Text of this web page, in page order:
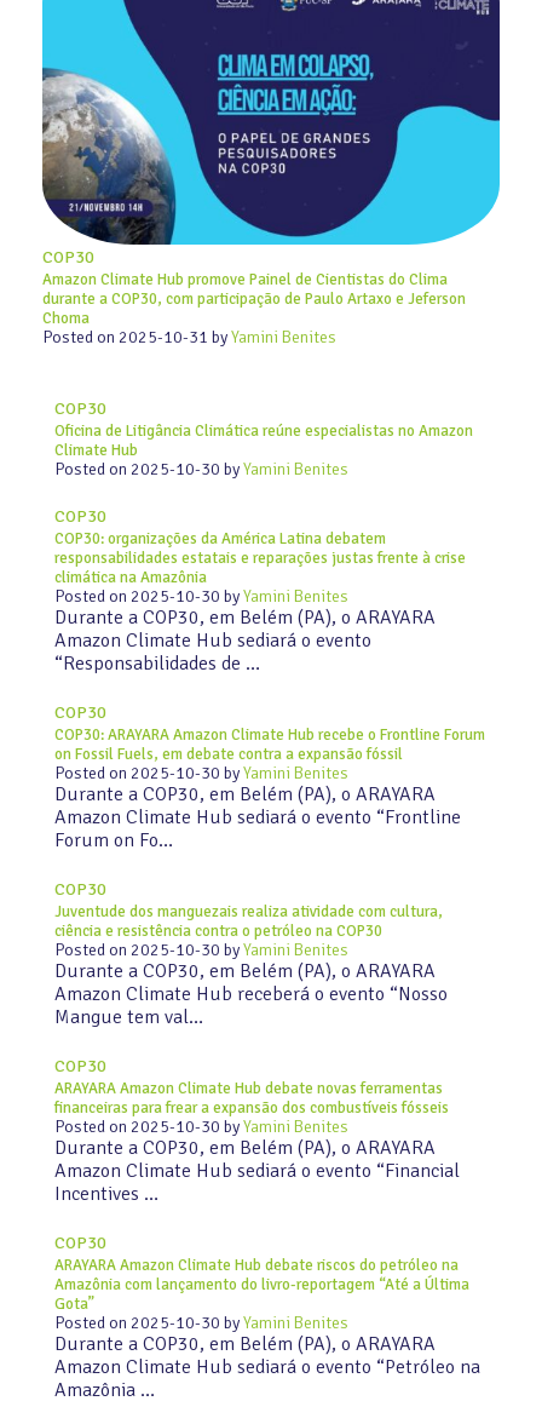
COP30
Amazon Climate Hub promove Painel de Cientistas do Clima
durante a COP30, com participação de Paulo Artaxo e Jeferson
Choma
Posted on 2025-10-31 byYamini Benites
COP30
Oficina de Litigância Climática reúne especialistas no Amazon
Climate Hub
Posted on 2025-10-30 byYamini Benites
COP30
COP30: organizações da América Latina debatem
responsabilidades estatais e reparações justas frente à crise
climática na Amazônia
Posted on 2025-10-30 byYamini Benites
Durante a COP30, em Belém (PA), o ARAYARA
Amazon Climate Hub sediará o evento
“Responsabilidades de …
COP30
COP30: ARAYARA Amazon Climate Hub recebe o Frontline Forum
on Fossil Fuels, em debate contra a expansão fóssil
Posted on 2025-10-30 byYamini Benites
Durante a COP30, em Belém (PA), o ARAYARA
Amazon Climate Hub sediará o evento “Frontline
Forum on Fo…
COP30
Juventude dos manguezais realiza atividade com cultura,
ciência e resistência contra o petróleo na COP30
Posted on 2025-10-30 byYamini Benites
Durante a COP30, em Belém (PA), o ARAYARA
Amazon Climate Hub receberá o evento “Nosso
Mangue tem val…
COP30
ARAYARA Amazon Climate Hub debate novas ferramentas
financeiras para frear a expansão dos combustíveis fósseis
Posted on 2025-10-30 byYamini Benites
Durante a COP30, em Belém (PA), o ARAYARA
Amazon Climate Hub sediará o evento “Financial
Incentives …
COP30
ARAYARA Amazon Climate Hub debate riscos do petróleo na
Amazônia com lançamento do livro-reportagem “Até a Última
Gota”
Posted on 2025-10-30 byYamini Benites
Durante a COP30, em Belém (PA), o ARAYARA
Amazon Climate Hub sediará o evento “Petróleo na
Amazônia …